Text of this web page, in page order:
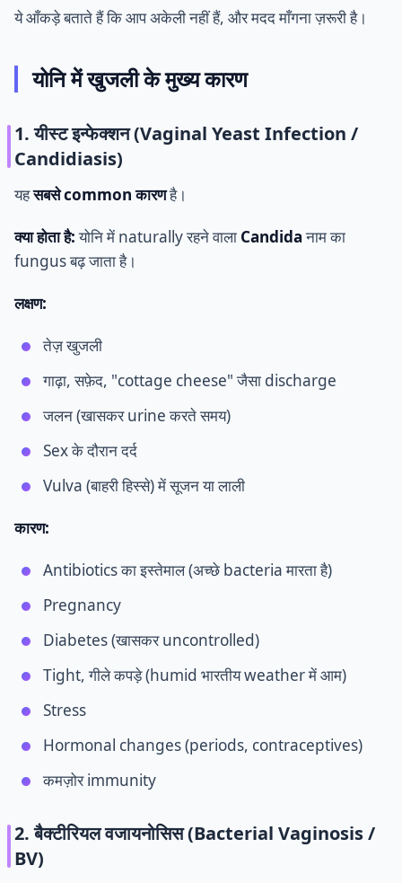
ये आँकड़े बताते हैं कि आप अकेली नहीं हैं, और मदद माँगना ज़रूरी है।
योनि में खुजली के मुख्य कारण
1. यीस्ट इन्फेक्शन (Vaginal Yeast Infection /
Candidiasis)
यहसबसे common कारणहै।
क्या होता है:योनि में naturally रहने वाला Candidaनाम का
fungus बढ़ जाता है।
लक्षण:
तेज़ खुजली
गाढ़ा, सफ़ेद, "cottage cheese" जैसा discharge
जलन (खासकर urine करते समय)
Sex के दौरान दर्द
Vulva (बाहरी हिस्से) में सूजन या लाली
कारण:
Antibiotics का इस्तेमाल (अच्छे bacteria मारता है)
Pregnancy
Diabetes (खासकर uncontrolled)
Tight, गीले कपड़े (humid भारतीय weather में आम)
Stress
Hormonal changes (periods, contraceptives)
कमज़ोर immunity
2. बैक्टीरियल वजायनोसिस (Bacterial Vaginosis /
BV)